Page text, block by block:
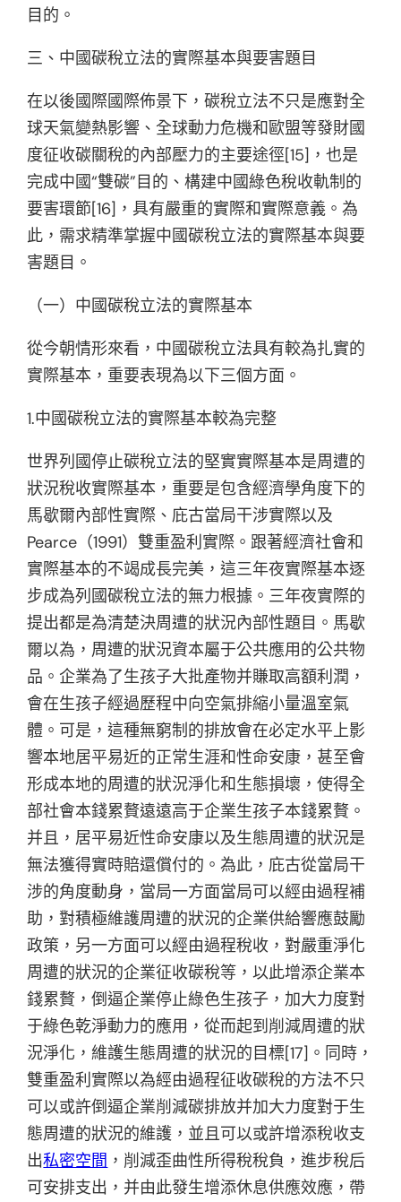
目的。
三、中國碳稅立法的實際基本與要害題目
在以後國際國際佈景下，碳稅立法不只是應對全
球天氣變熱影響、全球動力危機和歐盟等發財國
度征收碳關稅的內部壓力的主要途徑[15]，也是
完成中國“雙碳”目的、構建中國綠色稅收軌制的
要害環節[16]，具有嚴重的實際和實際意義。為
此，需求精準掌握中國碳稅立法的實際基本與要
害題目。
（一）中國碳稅立法的實際基本
從今朝情形來看，中國碳稅立法具有較為扎實的
實際基本，重要表現為以下三個方面。
1.中國碳稅立法的實際基本較為完整
世界列國停止碳稅立法的堅實實際基本是周遭的
狀況稅收實際基本，重要是包含經濟學角度下的
馬歇爾內部性實際、庇古當局干涉實際以及
Pearce（1991）雙重盈利實際。跟著經濟社會和
實際基本的不竭成長完美，這三年夜實際基本逐
步成為列國碳稅立法的無力根據。三年夜實際的
提出都是為清楚決周遭的狀況內部性題目。馬歇
爾以為，周遭的狀況資本屬于公共應用的公共物
品。企業為了生孩子大批產物并賺取高額利潤，
會在生孩子經過歷程中向空氣排縮小量溫室氣
體。可是，這種無窮制的排放會在必定水平上影
響本地居平易近的正常生涯和性命安康，甚至會
形成本地的周遭的狀況淨化和生態損壞，使得全
部社會本錢累贅遠遠高于企業生孩子本錢累贅。
并且，居平易近性命安康以及生態周遭的狀況是
無法獲得實時賠還償付的。為此，庇古從當局干
涉的角度動身，當局一方面當局可以經由過程補
助，對積極維護周遭的狀況的企業供給響應鼓勵
政策，另一方面可以經由過程稅收，對嚴重淨化
周遭的狀況的企業征收碳稅等，以此增添企業本
錢累贅，倒逼企業停止綠色生孩子，加大力度對
于綠色乾淨動力的應用，從而起到削減周遭的狀
況淨化，維護生態周遭的狀況的目標[17]。同時，
雙重盈利實際以為經由過程征收碳稅的方法不只
可以或許倒逼企業削減碳排放并加大力度對于生
態周遭的狀況的維護，並且可以或許增添稅收支
出私密空間 ，削減歪曲性所得稅稅負，進步稅后
可安排支出，并由此發生增添休息供應效應，帶